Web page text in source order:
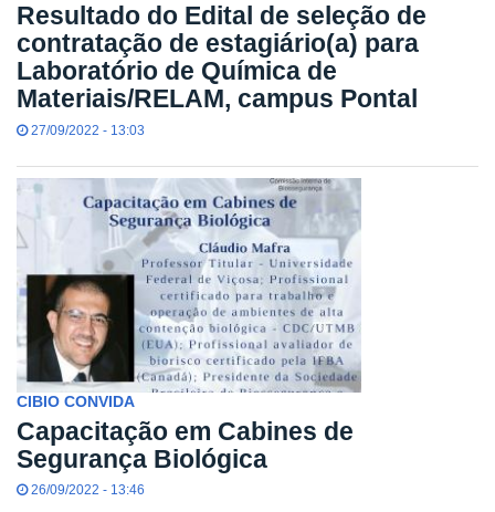
Resultado do Edital de seleção de
contratação de estagiário(a) para
Laboratório de Química de
Materiais/RELAM, campus Pontal
27/09/2022 - 13:03
CIBIO CONVIDA
Capacitação em Cabines de
Segurança Biológica
26/09/2022 - 13:46